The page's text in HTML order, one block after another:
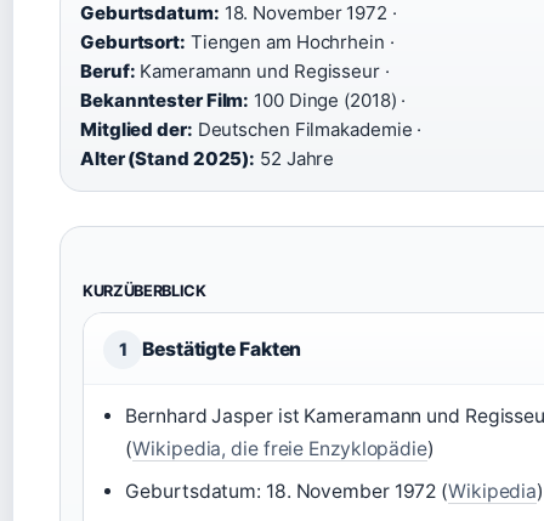
Geburtsdatum: 18. November 1972 ·
Geburtsort: Tiengen am Hochrhein ·
Beruf: Kameramann und Regisseur ·
Bekanntester Film: 100 Dinge (2018) ·
Mitglied der: Deutschen Filmakademie ·
Alter (Stand 2025): 52 Jahre
KURZÜBERBLICK
1 Bestätigte Fakten
Bernhard Jasper ist Kameramann und
(Wikipedia, die freie Enzyklopädie)
Geburtsdatum: 18. November 1972 (Wikipedia)